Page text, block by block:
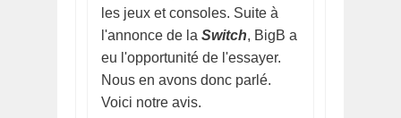
les jeux et consoles. Suite à
l'annonce de la Switch, BigB a
eu l'opportunité de l'essayer.
Nous en avons donc parlé.
Voici notre avis.